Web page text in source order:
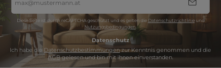
Mail-
Adresse
Diese Seite ist durch reCAPTCHA geschützt und es gelten die Datenschutzrichtlinieund
Nutzungsbedingungen
Datenschutz
Ich habe die Datenschutzbestimmungenzur Kenntnis genommen und die
AGBgelesen und bin mit ihnen einverstanden.